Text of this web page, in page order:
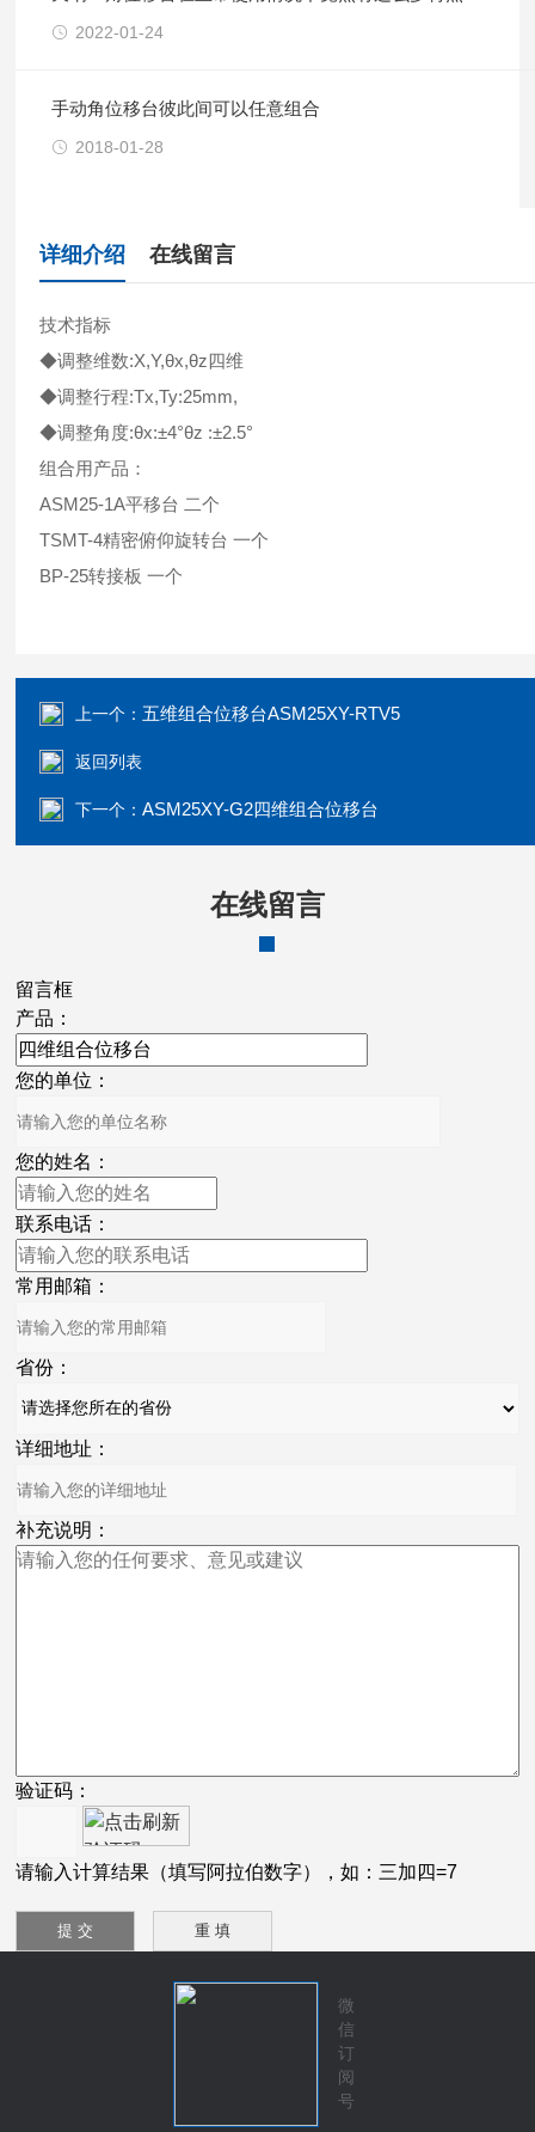
2022-01-24
手动角位移台彼此间可以任意组合
2018-01-28
详细介绍 在线留言
技术指标
◆调整维数:X,Y,θx,θz四维
◆调整行程:Tx,Ty:25mm,
◆调整角度:θx:±4°θz :±2.5°
组合用产品：
ASM25-1A平移台 二个
TSMT-4精密俯仰旋转台 一个
BP-25转接板 一个
上一个： 五维组合位移台ASM25XY-RTV5
返回列表
下一个：ASM25XY-G2四维组合位移台
在线留言
留言框
产品：
您的单位：
您的姓名：
联系电话：
常用邮箱：
省份：
详细地址：
补充说明：
验证码：
请输入计算结果（填写阿拉伯数字），如：三加四=7
微
信
订
阅
号